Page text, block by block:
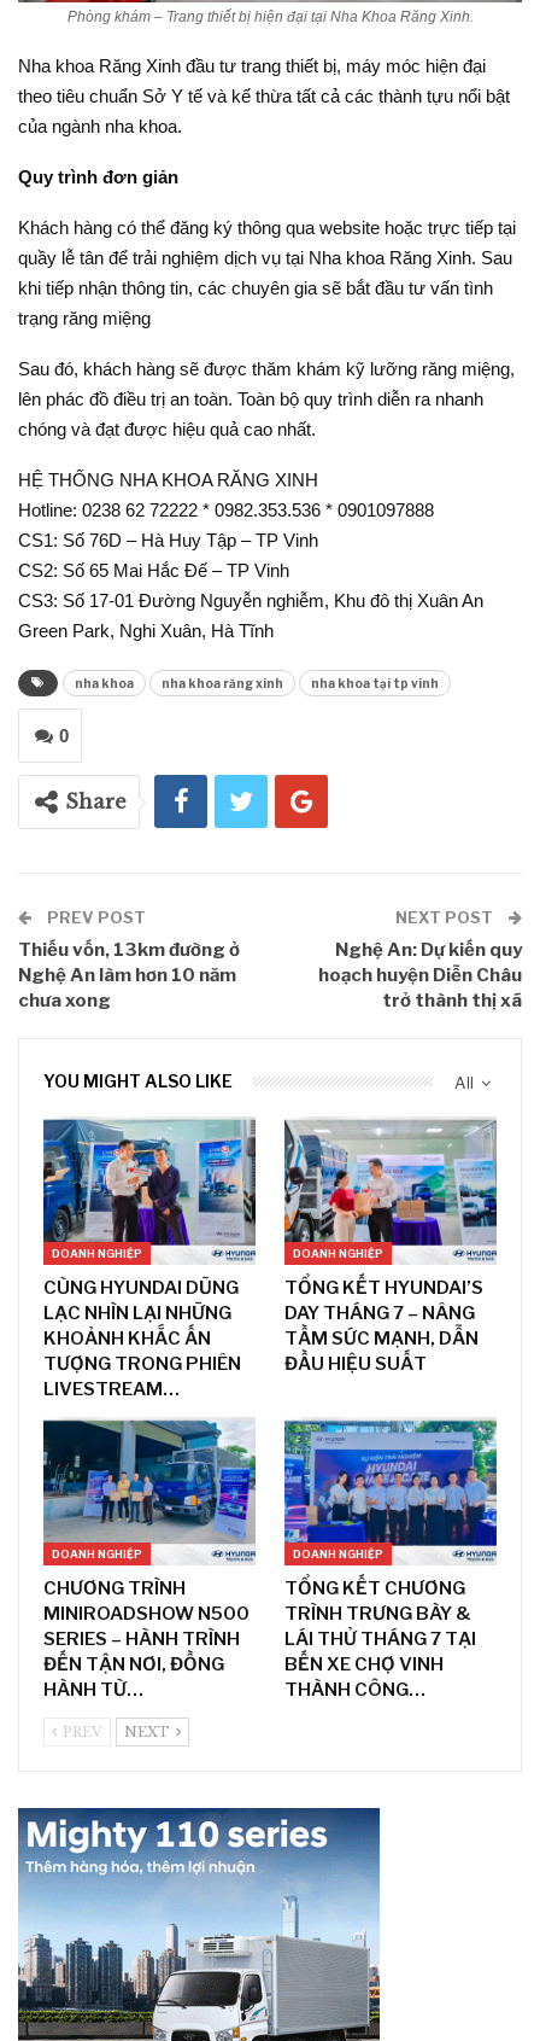
Phòng khám – Trang thiết bị hiện đại tại Nha Khoa Răng Xinh.
Nha khoa Răng Xinh đầu tư trang thiết bị, máy móc hiện đại
theo tiêu chuẩn Sở Y tế và kế thừa tất cả các thành tựu nổi bật
của ngành nha khoa.
Quy trình đơn giản
Khách hàng có thể đăng ký thông qua website hoặc trực tiếp tại
quầy lễ tân để trải nghiệm dịch vụ tại Nha khoa Răng Xinh. Sau
khi tiếp nhận thông tin, các chuyên gia sẽ bắt đầu tư vấn tình
trạng răng miệng
Sau đó, khách hàng sẽ được thăm khám kỹ lưỡng răng miệng,
lên phác đồ điều trị an toàn. Toàn bộ quy trình diễn ra nhanh
chóng và đạt được hiệu quả cao nhất.
HỆ THỐNG NHA KHOA RĂNG XINH
Hotline: 0238 62 72222 * 0982.353.536 * 0901097888
CS1: Số 76D – Hà Huy Tập – TP Vinh
CS2: Số 65 Mai Hắc Đế – TP Vinh
CS3: Số 17-01 Đường Nguyễn nghiễm, Khu đô thị Xuân An
Green Park, Nghi Xuân, Hà Tĩnh
nha khoa nha khoa răng xinh nha khoa tại tp vinh
0
Share
PREV POST
Thiếu vốn, 13km đường ở
Nghệ An làm hơn 10 năm
chưa xong
NEXT POST
Nghệ An: Dự kiến quy
hoạch huyện Diễn Châu
trở thành thị xã
All
YOU MIGHT ALSO LIKE
DOANH NGHIỆP
CÙNG HYUNDAI DŨNG
LẠC NHÌN LẠI NHỮNG
KHOẢNH KHẮC ẤN
TƯỢNG TRONG PHIÊN
LIVESTREAM…
DOANH NGHIỆP
TỔNG KẾT HYUNDAI’S
DAY THÁNG 7 – NÂNG
TẦM SỨC MẠNH, DẪN
ĐẦU HIỆU SUẤT
DOANH NGHIỆP
CHƯƠNG TRÌNH
MINIROADSHOW N500
SERIES – HÀNH TRÌNH
ĐẾN TẬN NƠI, ĐỒNG
HÀNH TỪ…
DOANH NGHIỆP
TỔNG KẾT CHƯƠNG
TRÌNH TRƯNG BÀY &
LÁI THỬ THÁNG 7 TẠI
BẾN XE CHỢ VINH
THÀNH CÔNG…
PREV NEXT